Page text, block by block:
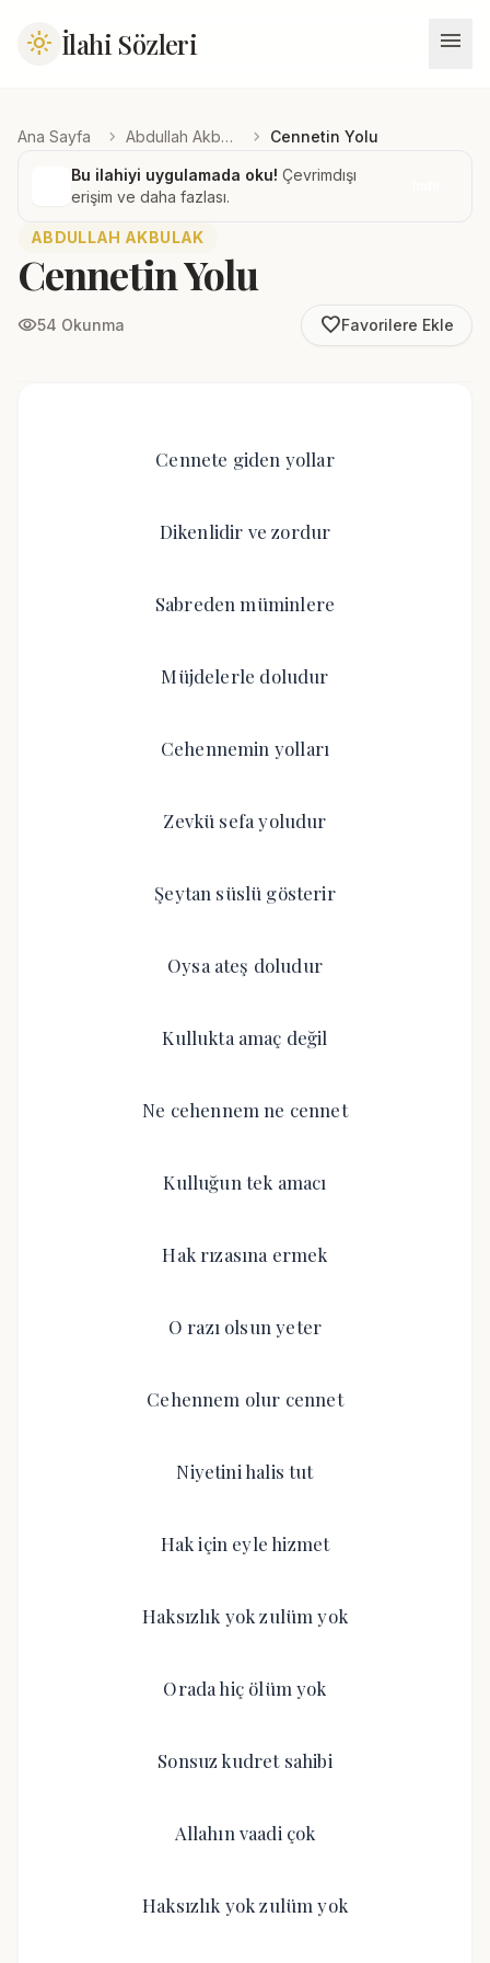
light_mode İlahi Sözleri menu
Ana Sayfa chevron_right Abdullah Akbulak chevron_right Cennetin Yolu
Bu ilahiyi uygulamada oku! Çevrimdışı
erişim ve daha fazlası.
ABDULLAH AKBULAK
Cennetin Yolu
visibility54 Okunma favorite_borderFavorilere Ekle
Cennete giden yollar
Dikenlidir ve zordur
Sabreden müminlere
Müjdelerle doludur
Cehennemin yolları
Zevkü sefa yoludur
Şeytan süslü gösterir
Oysa ateş doludur
Kullukta amaç değil
Ne cehennem ne cennet
Kulluğun tek amacı
Hak rızasına ermek
O razı olsun yeter
Cehennem olur cennet
Niyetini halis tut
Hak için eyle hizmet
Haksızlık yok zulüm yok
Orada hiç ölüm yok
Sonsuz kudret sahibi
Allahın vaadi çok
Haksızlık yok zulüm yok